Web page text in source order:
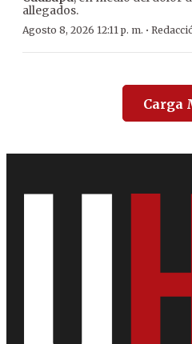
allegados.
Agosto 8, 2026 12:11 p. m. ·
Carga